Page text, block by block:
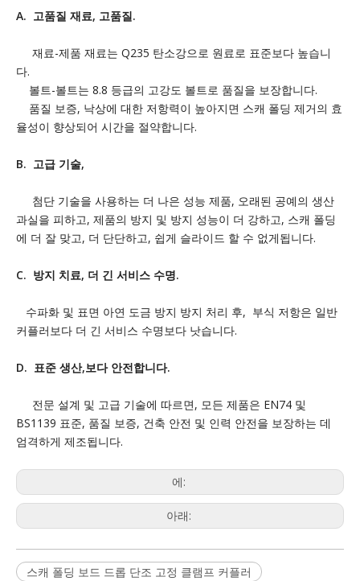
A. 고품질 재료, 고품질.
재료-제품 재료는 Q235 탄소강으로 원료로 표준보다 높습니
다.
볼트-볼트는 8.8 등급의 고강도 볼트로 품질을 보장합니다.
품질 보증, 낙상에 대한 저항력이 높아지면 스캐 폴딩 제거의 효
율성이 향상되어 시간을 절약합니다.
B. 고급 기술,
첨단 기술을 사용하는 더 나은 성능 제품, 오래된 공예의 생산
과실을 피하고, 제품의 방지 및 방지 성능이 더 강하고, 스캐 폴딩
에 더 잘 맞고, 더 단단하고, 쉽게 슬라이드 할 수 없게됩니다.
C. 방지 치료, 더 긴 서비스 수명.
수파화 및 표면 아연 도금 방지 방지 처리 후, 부식 저항은 일반
커플러보다 더 긴 서비스 수명보다 낫습니다.
D. 표준 생산,보다 안전합니다.
전문 설계 및 고급 기술에 따르면, 모든 제품은 EN74 및
BS1139 표준, 품질 보증, 건축 안전 및 인력 안전을 보장하는 데
엄격하게 제조됩니다.
에:
아래:
스캐 폴딩 보드 드롭 단조 고정 클램프 커플러